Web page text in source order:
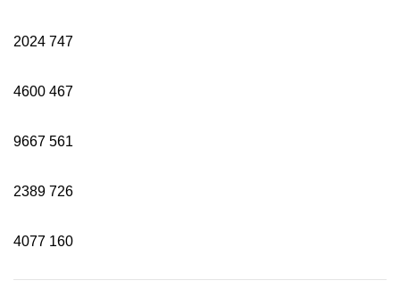
2024 747
4600 467
9667 561
2389 726
4077 160